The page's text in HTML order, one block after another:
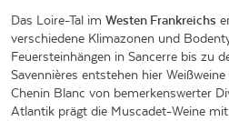
Das Loire-Tal im Westen Frankreichs
verschiedene Klimazonen und
Feuersteinhängen in Sancerre bis zu
Savennières entstehen hier
Chenin Blanc von bemerkenswerter
Atlantik prägt die Muscadet-Weine